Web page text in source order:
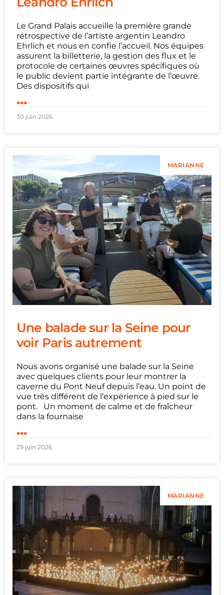
Le Grand Palais accueille la première grande
rétrospective de l’artiste argentin Leandro
Ehrlich et nous en confie l’accueil. Nos équipes
assurent la billetterie, la gestion des flux et le
protocole de certaines œuvres spécifiques où
le public devient partie intégrante de l’œuvre.
Des dispositifs qui
...
30 juin 2026
MARIANNE
Une balade sur la Seine pour
voir Paris autrement
Nous avons organisé une balade sur la Seine
avec quelques clients pour leur montrer la
caverne du Pont Neuf depuis l’eau. Un point de
vue très différent de l’expérience à pied sur le
pont. Un moment de calme et de fraîcheur
dans la fournaise
...
29 juin 2026
MARIANNE